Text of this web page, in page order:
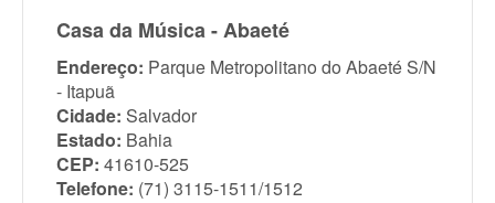
Casa da Música - Abaeté
Endereço: Parque Metropolitano do Abaeté S/N
- Itapuã
Cidade: Salvador
Estado: Bahia
CEP: 41610-525
Telefone: (71) 3115-1511/1512